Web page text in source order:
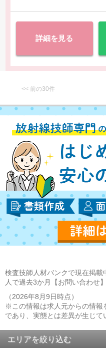
詳細を見る
<< 前の30件
検査技師人材バンクで現在掲
人で過去3か月【お問い合わせ
（2026年8月9日時点）
※この情報は求人元からの情報
であり、実態とは差異が生じて
エリアを絞り込む